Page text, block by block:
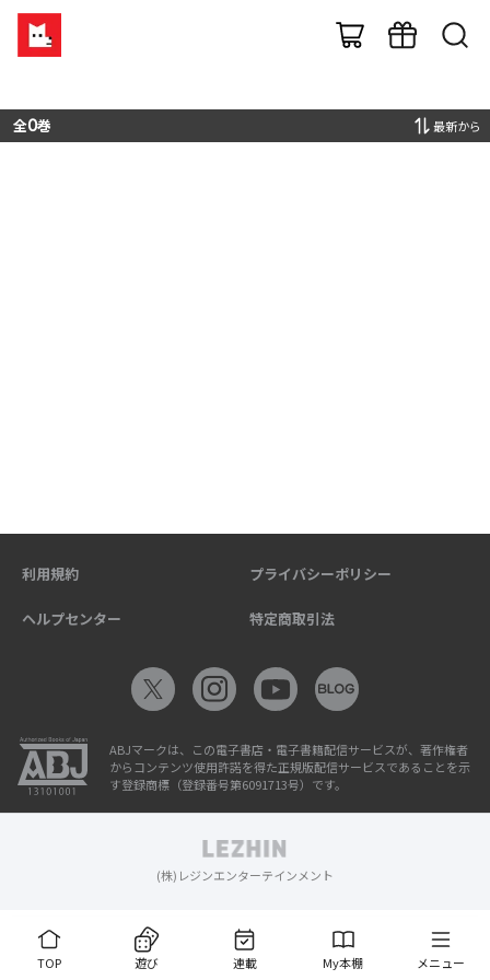
全0巻 最新から
TOP 遊び 連載 My本棚 メニュー
利用規約 プライバシーポリシー
ヘルプセンター 特定商取引法
ABJマークは、この電子書店・電子書籍配信サービスが、著作権者
からコンテンツ使用許諾を得た正規版配信サービスであることを示
す登録商標（登録番号第6091713号）です。
(株)レジンエンターテインメント